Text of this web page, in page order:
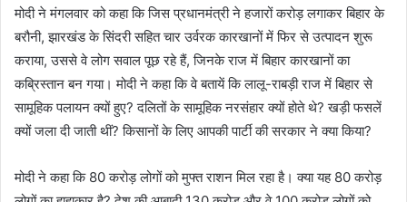
मोदी ने मंगलवार को कहा कि जिस प्रधानमंत्री ने हजारों करोड़ लगाकर बिहार के
बरौनी, झारखंड के सिंदरी सहित चार उर्वरक कारखानों में फिर से उत्पादन शुरू
कराया, उससे वे लोग सवाल पूछ रहे हैं, जिनके राज में बिहार कारखानों का
कब्रिस्तान बन गया। मोदी ने कहा कि वे बतायें कि लालू-राबड़ी राज में बिहार से
सामूहिक पलायन क्यों हुए? दलितों के सामूहिक नरसंहार क्यों होते थे? खड़ी फसलें
क्यों जला दी जाती थीं? किसानों के लिए आपकी पार्टी की सरकार ने क्या किया?
मोदी ने कहा कि 80 करोड़ लोगों को मुफ्त राशन मिल रहा है। क्या यह 80 करोड़